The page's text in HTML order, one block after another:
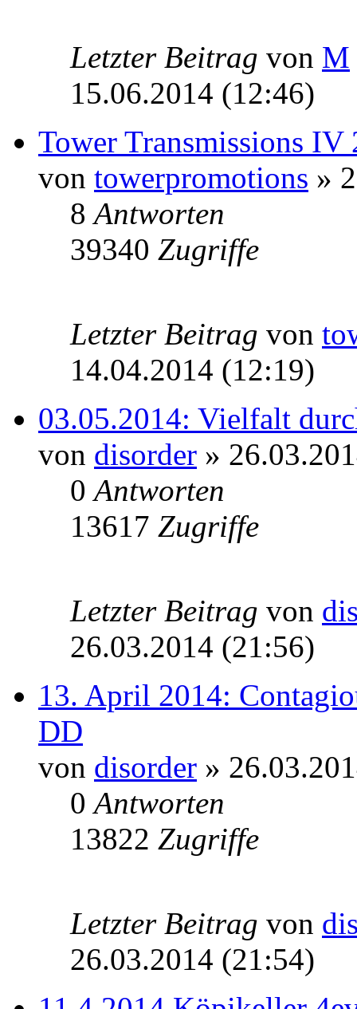
Letzter Beitrag von M
15.06.2014 (12:46)
Tower Transmissions IV
von towerpromotions »
8Antworten
39340 Zugriffe
Letzter Beitrag von
14.04.2014 (12:19)
03.05.2014: Vielfalt
von disorder »
0Antworten
13617 Zugriffe
Letzter Beitrag von
26.03.2014 (21:56)
13. April 2014:
DD
von disorder »
0Antworten
13822 Zugriffe
Letzter Beitrag von
26.03.2014 (21:54)